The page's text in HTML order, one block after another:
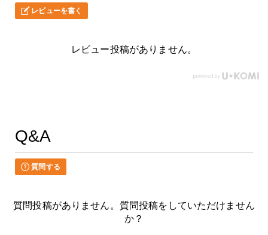
レビューを書く
レビュー投稿がありません。
Q&A
質問する
質問投稿がありません。質問投稿をしていただけません
か？